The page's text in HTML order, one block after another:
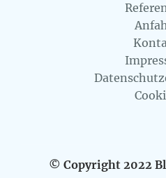
© Copyright 2022